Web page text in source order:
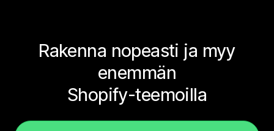
Rakenna nopeasti ja myy
enemmän
Shopify-teemoilla